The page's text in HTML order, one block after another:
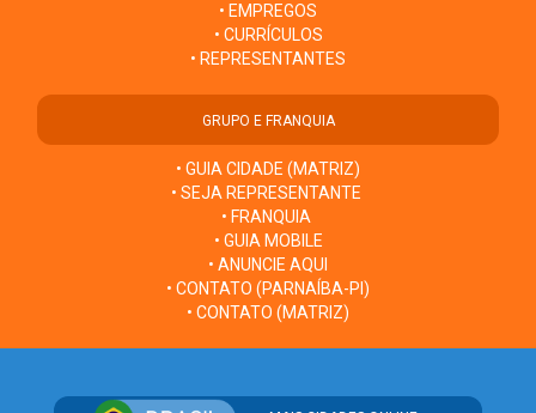
• EMPREGOS
• CURRÍCULOS
• REPRESENTANTES
GRUPO E FRANQUIA
• GUIA CIDADE (MATRIZ)
• SEJA REPRESENTANTE
• FRANQUIA
• GUIA MOBILE
• ANUNCIE AQUI
• CONTATO (PARNAÍBA-PI)
• CONTATO (MATRIZ)